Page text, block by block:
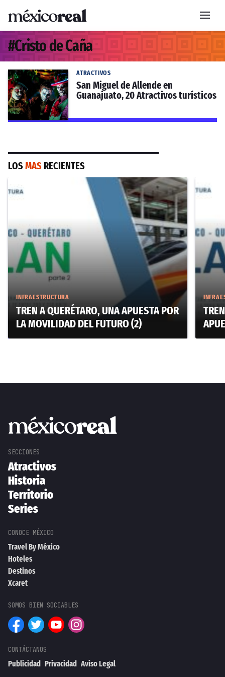
#Cristo de Caña
ATRACTIVOS
San Miguel de Allende en
Guanajuato, 20 Atractivos turísticos
LOSMAS RECIENTES
INFRAESTRUCTURA
TREN A QUERÉTARO, UNA APUESTA POR
LA MOVILIDAD DEL FUTURO (2)
Atractivos
Historia
Territorio
Series
Travel By México
Hoteles
Destinos
Xcaret
Publicidad Privacidad Aviso Legal